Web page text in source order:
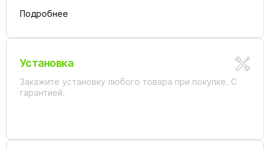
Подробнее
Установка
Закажите установку любого товара при покупке. С
гарантией.